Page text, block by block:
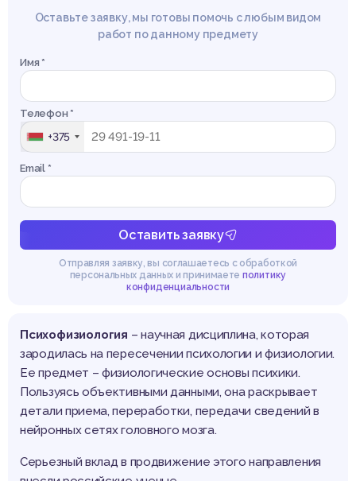
Оставьте заявку, мы готовы помочь с любым видом
работ по данному предмету
Имя *
Телефон *
+375
Email *
Оставить заявку
Отправляя заявку, вы соглашаетесь с обработкой
персональных данных и принимаете политику
конфиденциальности
Психофизиология – научная дисциплина, которая
зародилась на пересечении психологии и физиологии.
Ее предмет – физиологические основы психики.
Пользуясь объективными данными, она раскрывает
детали приема, переработки, передачи сведений в
нейронных сетях головного мозга.
Серьезный вклад в продвижение этого направления